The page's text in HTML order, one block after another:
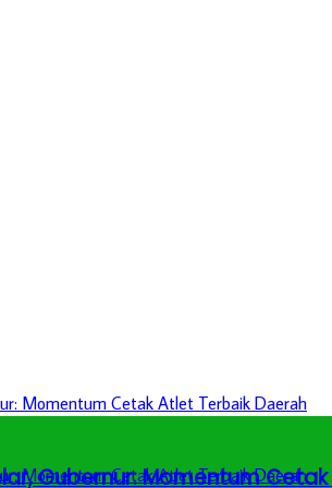
Gubernur: Momentum